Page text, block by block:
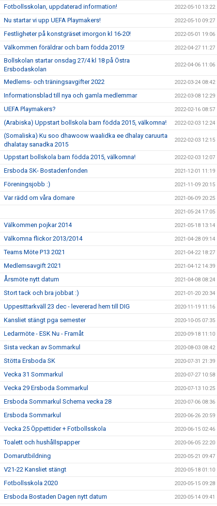
Fotbollsskolan, uppdaterad information! 2022-05-10 13:22
Nu startar vi upp UEFA Playmakers! 2022-05-10 09:27
Festligheter på konstgräset imorgon kl 16-20! 2022-05-01 19:06
Välkommen föräldrar och barn födda 2015! 2022-04-27 11:27
Bollskolan startar onsdag 27/4 kl 18 på Östra
Ersbodaskolan
2022-04-06 11:06
Medlems- och träningsavgifter 2022 2022-03-24 08:42
Informationsblad till nya och gamla medlemmar 2022-03-08 12:29
UEFA Playmakers? 2022-02-16 08:57
(Arabiska) Uppstart bollskola barn födda 2015, välkomna! 2022-02-03 12:24
(Somaliska) Ku soo dhawoow waalidka ee dhalay caruurta
dhalatay sanadka 2015
2022-02-03 12:15
Uppstart bollskola barn födda 2015, välkomna! 2022-02-03 12:07
Ersboda SK- Bostadenfonden 2021-12-01 11:19
Föreningsjobb :) 2021-11-09 20:15
Var rädd om våra domare 2021-06-09 20:25
2021-05-24 17:05
Välkommen pojkar 2014 2021-05-18 13:14
Välkomna flickor 2013/2014 2021-04-28 09:14
Teams Möte P13 2021 2021-04-22 18:27
Medlemsavgift 2021 2021-04-12 14:39
Årsmöte nytt datum 2021-04-08 08:24
Stort tack och bra jobbat :) 2021-01-20 20:34
Uppesittarkväll 23 dec - levererad hem till DIG 2020-11-19 11:16
Kansliet stängt pga semester 2020-10-05 07:35
Ledarmöte - ESK Nu - Framåt 2020-09-18 11:10
Sista veckan av Sommarkul 2020-08-03 08:42
Stötta Ersboda SK 2020-07-31 21:39
Vecka 31 Sommarkul 2020-07-27 10:58
Vecka 29 Ersboda Sommarkul 2020-07-13 10:25
Ersboda Sommarkul Schema vecka 28 2020-07-06 08:36
Ersboda Sommarkul 2020-06-26 20:59
Vecka 25 Öppettider + Fotbollsskola 2020-06-15 02:46
Toalett och hushållspapper 2020-06-05 22:20
Domarutbildning 2020-05-21 09:47
V21-22 Kansliet stängt 2020-05-18 01:10
Fotbollsskola 2020 2020-05-15 09:28
Ersboda Bostaden Dagen nytt datum 2020-05-14 09:41